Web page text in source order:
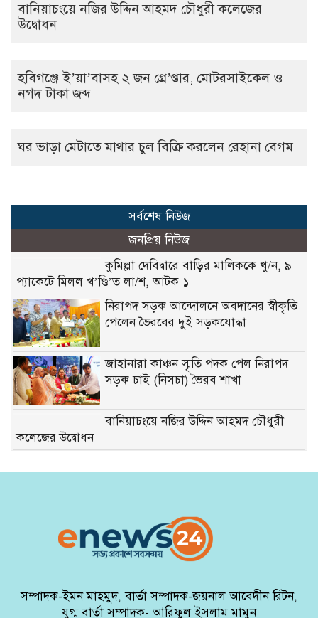
বানিয়াচংয়ে নজির উদ্দিন আহমদ চৌধুরী কলেজের
উদ্বোধন
হবিগঞ্জে ই’য়া’বাসহ ২ জন গ্রে’প্তার, মোটরসাইকেল ও
নগদ টাকা জব্দ
ঘর ভাড়া মেটাতে মাথার চুল বিক্রি করলেন রেহানা বেগম
সর্বশেষ নিউজ
জনপ্রিয় নিউজ
কুমিল্লা দেবিদ্বারে বাড়ির মালিককে খু/ন, ৯
প্যাকেটে মিলল খ’ণ্ডি’ত লা/শ, আটক ১
নিরাপদ সড়ক আন্দোলনে অবদানের স্বীকৃতি
পেলেন ভৈরবের দুই সড়কযোদ্ধা
জাহানারা কাঞ্চন স্মৃতি পদক পেল নিরাপদ
সড়ক চাই (নিসচা) ভৈরব শাখা
বানিয়াচংয়ে নজির উদ্দিন আহমদ চৌধুরী
কলেজের উদ্বোধন
ঘর ভাড়া মেটাতে মাথার চুল বিক্রি করলেন
রেহানা বেগম
চালু হবে: পানি সম্পদ প্রতিমন্ত্রী
সম্পাদক-ইমন মাহমুদ, বার্তা সম্পাদক-জয়নাল আবেদীন রিটন,
যুগ্ম বার্তা সম্পাদক- আরিফুল ইসলাম মামুন